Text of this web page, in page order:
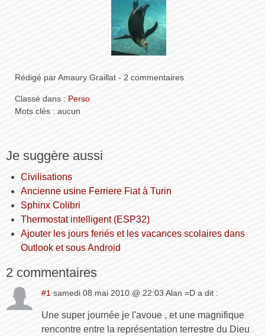
Rédigé par Amaury Graillat - 2 commentaires
Classé dans : Perso
Mots clés : aucun
Je suggère aussi
Civilisations
Ancienne usine Ferriere Fiat à Turin
Sphinx Colibri
Thermostat intelligent (ESP32)
Ajouter les jours feriés et les vacances scolaires dans
Outlook et sous Android
2 commentaires
#1 samedi 08 mai 2010 @ 22:03 Alan =D a dit :
Une super journée je l'avoue , et une magnifique
rencontre entre la représentation terrestre du Dieu